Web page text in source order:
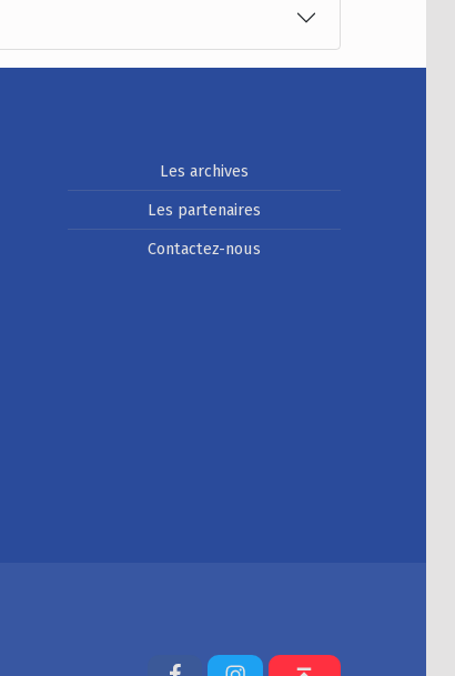
Les archives
Les partenaires
Contactez-nous
FacebookInstagramBack to top ↑